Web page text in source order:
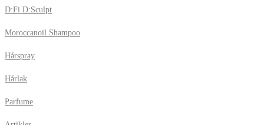
D:Fi D:Sculpt
Moroccanoil Shampoo
Hårspray
Hårlak
Parfume